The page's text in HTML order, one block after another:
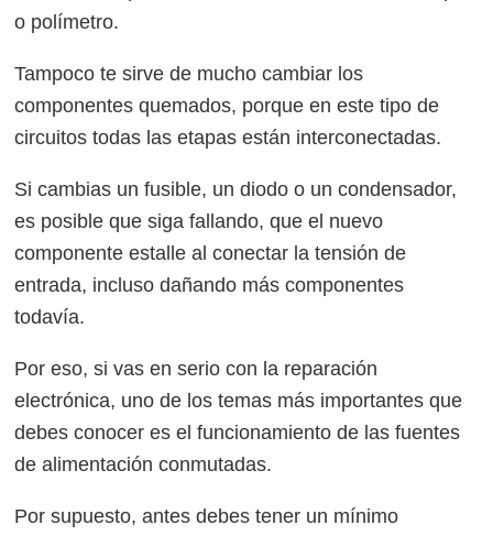
o polímetro.
Tampoco te sirve de mucho cambiar los
componentes quemados, porque en este tipo de
circuitos todas las etapas están interconectadas.
Si cambias un fusible, un diodo o un condensador,
es posible que siga fallando, que el nuevo
componente estalle al conectar la tensión de
entrada, incluso dañando más componentes
todavía.
Por eso, si vas en serio con la reparación
electrónica, uno de los temas más importantes que
debes conocer es el funcionamiento de las fuentes
de alimentación conmutadas.
Por supuesto, antes debes tener un mínimo